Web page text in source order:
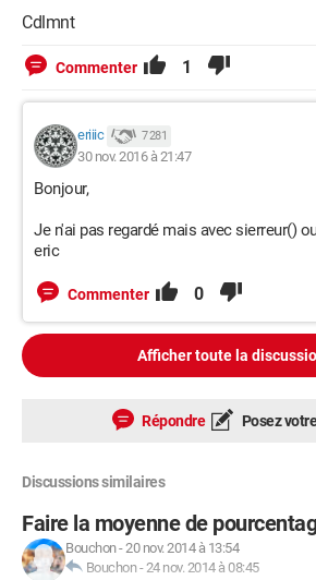
Cdlmnt
Commenter 1
eriiic 7 281
30 nov. 2016 à 21:47
Bonjour,
Je n'ai pas regardé mais avec sierreur()
eric
Commenter 0
Afficher toute la
Répondre Posez
Discussions similaires
Faire la moyenne de
Bouchon-20 nov. 2014 à 13:54
Bouchon-24 nov. 2014 à 08:45